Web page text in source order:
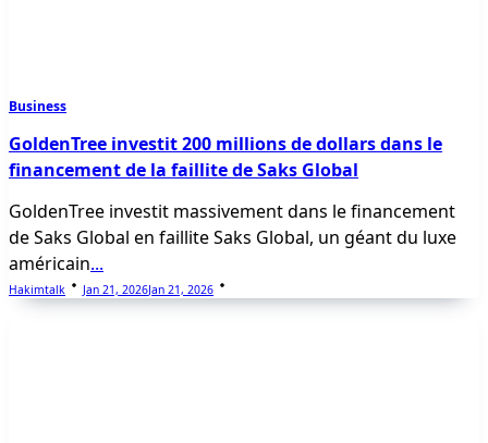
Business
GoldenTree investit 200 millions de dollars dans le
financement de la faillite de Saks Global
GoldenTree investit massivement dans le financement
de Saks Global en faillite Saks Global, un géant du luxe
américain...
Hakimtalk Jan 21, 2026Jan 21, 2026